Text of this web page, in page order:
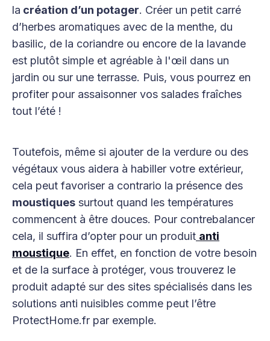
la création d’un potager. Créer un petit carré
d’herbes aromatiques avec de la menthe, du
basilic, de la coriandre ou encore de la lavande
est plutôt simple et agréable à l'œil dans un
jardin ou sur une terrasse. Puis, vous pourrez en
profiter pour assaisonner vos salades fraîches
tout l’été !
Toutefois, même si ajouter de la verdure ou des
végétaux vous aidera à habiller votre extérieur,
cela peut favoriser a contrario la présence des
moustiques surtout quand les températures
commencent à être douces. Pour contrebalancer
cela, il suffira d’opter pour un produit anti
moustique. En effet, en fonction de votre besoin
et de la surface à protéger, vous trouverez le
produit adapté sur des sites spécialisés dans les
solutions anti nuisibles comme peut l’être
ProtectHome.fr par exemple.